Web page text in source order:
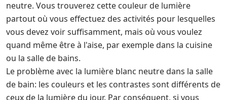
neutre. Vous trouverez cette couleur de lumière
partout où vous effectuez des activités pour lesquelles
vous devez voir suffisamment, mais où vous voulez
quand même être à l'aise, par exemple dans la cuisine
ou la salle de bains.
Le problème avec la lumière blanc neutre dans la salle
de bain: les couleurs et les contrastes sont différents de
ceux de la lumière du jour. Par conséquent, si vous